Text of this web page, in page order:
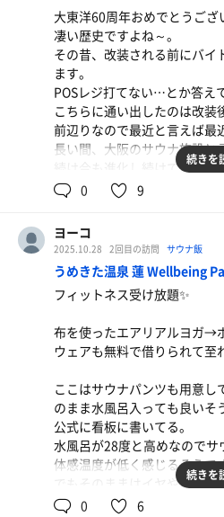
汚いって思ったことない。
快適に過ごさせて頂いて、い
このまま70年80年…100年と
60周年ちゃんぽん麺
最後もやっぱりコレ
大東洋60周年おめでとうご
凄い歴史ですよね～。
その昔、改装される前にバイ
ます。
POSレジ打てない…とか答え
こちらに通い出したのは改
前辺りなので最近と言えば最
長い間、大阪のサウナ施設
続け今も進化し続けている大
誇り有る60と言う数字の重み
そしてその周年祭に日替わり
下さって、しかもレディスス
女性も受けられるなんて有り
しかも女性は無料✨
ありがとうありがとう！
そうして11/1トップバッター
今年のACJ日本大会の個人優
ずっと受けてみたかった方の
16時貴重な1回限り！
まずはフランキンセンスのブ
お香使われるアウフギーサー
めっちゃ良い香り…。
心がほぐれた所でイランイ
続きを
0 9
ヨーコ
2025.10.28 2回目の訪問 サウナ飯
うめきた温泉 蓮 Wellbeing
フィットネス受け放題✨
布を使ったエアリアルヨガ→
ウェアも無料で借りられて至
ここはサウナパンツも用意
のまま水風呂入っても良いそ
公式に看板に書いてる。
水風呂が28度と高めなので
体感温度が低く感じるそうで
でもそのままはイヤやなぁ💦
続きを
0 6